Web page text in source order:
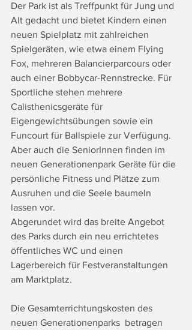
Der Park ist als Treffpunkt für Jung und
Alt gedacht und bietet Kindern einen
neuen Spielplatz mit zahlreichen
Spielgeräten, wie etwa einem Flying
Fox, mehreren Balancierparcours oder
auch einer Bobbycar-Rennstrecke. Für
Sportliche stehen mehrere
Calisthenicsgeräte für
Eigengewichtsübungen sowie ein
Funcourt für Ballspiele zur Verfügung.
Aber auch die SeniorInnen finden im
neuen Generationenpark Geräte für die
persönliche Fitness und Plätze zum
Ausruhen und die Seele baumeln
lassen vor.
Abgerundet wird das breite Angebot
des Parks durch ein neu errichtetes
öffentliches WC und einen
Lagerbereich für Festveranstaltungen
am Marktplatz.
Die Gesamterrichtungskosten des
neuen Generationenparks  betragen